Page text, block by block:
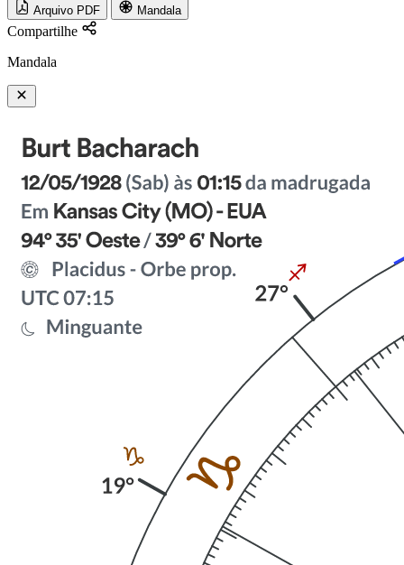
Arquivo PDF Mandala
Compartilhe
Mandala